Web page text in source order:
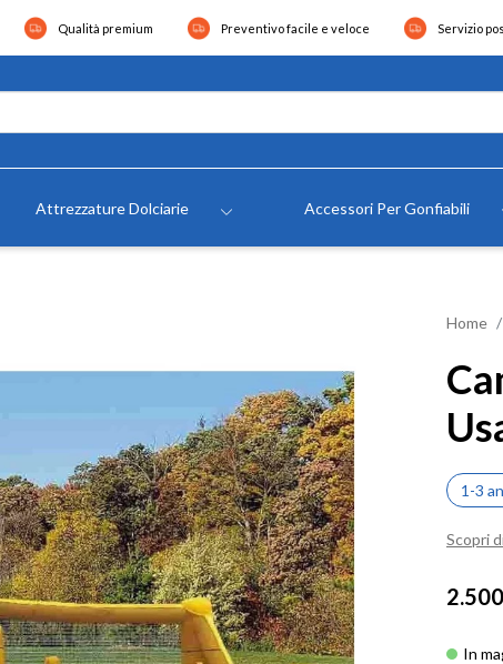
Qualità premium Preventivo facile e veloce Servizio
Attrezzature Dolciarie Accessori Per Gonfiabili
Home
1-3
Scopri
In